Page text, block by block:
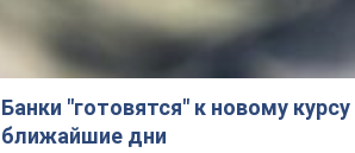
Банки "готовятся" к новому
ближайшие дни